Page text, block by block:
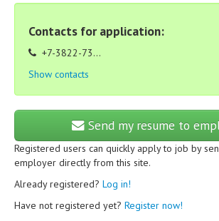
Contacts for application:
+7-3822-73...
Show contacts
Send my resume to
Registered users can quickly apply to job by
employer directly from this site.
Already registered? Log in!
Have not registered yet? Register now!